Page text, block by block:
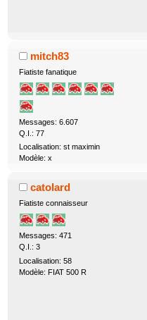
mitch83
Fiatiste fanatique
Messages: 6.607
Q.I.: 77
Localisation: st maximin
Modèle: x
catolard
Fiatiste connaisseur
Messages: 471
Q.I.: 3
Localisation: 58
Modèle: FIAT 500 R